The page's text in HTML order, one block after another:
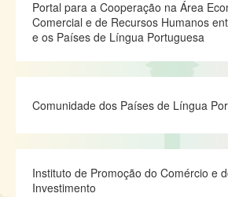
Portal para a Cooperação na Área
Comercial e de Recursos Humanos
e os Países de Língua Portuguesa
Comunidade dos Países de Língua
Instituto de Promoção do Comércio e
Investimento